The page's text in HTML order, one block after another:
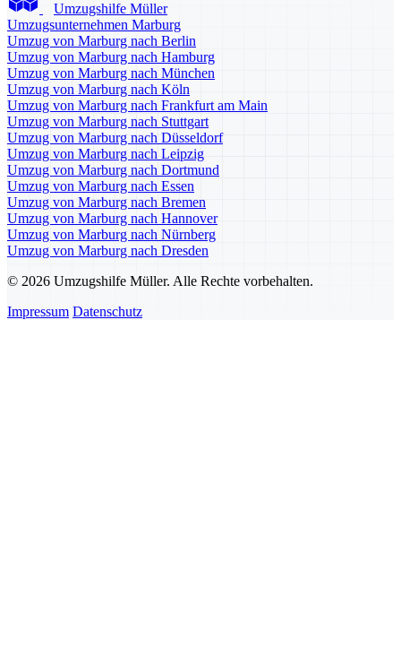
Umzugshilfe Müller
Umzugsunternehmen Marburg
Umzug von Marburg nach Berlin
Umzug von Marburg nach Hamburg
Umzug von Marburg nach München
Umzug von Marburg nach Köln
Umzug von Marburg nach Frankfurt am Main
Umzug von Marburg nach Stuttgart
Umzug von Marburg nach Düsseldorf
Umzug von Marburg nach Leipzig
Umzug von Marburg nach Dortmund
Umzug von Marburg nach Essen
Umzug von Marburg nach Bremen
Umzug von Marburg nach Hannover
Umzug von Marburg nach Nürnberg
Umzug von Marburg nach Dresden
© 2026 Umzugshilfe Müller. Alle Rechte vorbehalten.
Impressum Datenschutz